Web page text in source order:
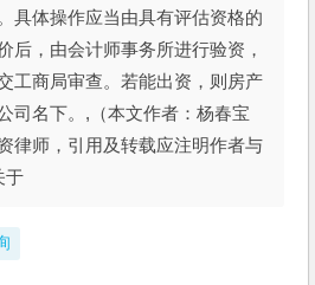
具体操作应当由具有评估资格的
后，由会计师事务所进行验资，
工商局审查。若能出资，则房产
司名下。,（本文作者：杨春宝
律师，引用及转载应注明作者与
于